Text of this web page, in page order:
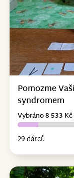
Pomozme
syndromem
29 dárců
Vybráno 8 533